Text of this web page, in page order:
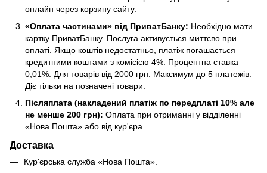
онлайн через корзину сайту.
«Оплата частинами» від ПриватБанку: Необхідно мати
картку ПриватБанку. Послуга активується миттєво при
оплаті. Якщо коштів недостатньо, платіж погашається
кредитними коштами з комісією 4%. Процентна ставка –
0,01%. Для товарів від 2000 грн. Максимум до 5 платежів.
Діє тільки на позначені товари.
Післяплата (накладений платіж по передплаті 10% але
не менше 200 грн): Оплата при отриманні у відділенні
«Нова Пошта» або від кур'єра.
Доставка
Кур'єрська служба «Нова Пошта».